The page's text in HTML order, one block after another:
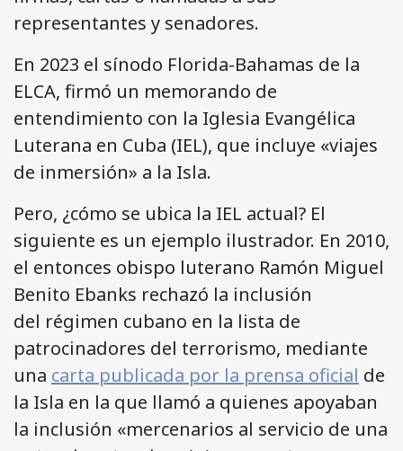
representantes y senadores.
En 2023 el sínodo Florida-Bahamas de la
ELCA, firmó un memorando de
entendimiento con la Iglesia Evangélica
Luterana en Cuba (IEL), que incluye «viajes
de inmersión» a la Isla.
Pero, ¿cómo se ubica la IEL actual? El
siguiente es un ejemplo ilustrador. En 2010,
el entonces obispo luterano Ramón Miguel
Benito Ebanks rechazó la inclusión
del régimen cubano en la lista de
patrocinadores del terrorismo, mediante
una carta publicada por la prensa oficial de
la Isla en la que llamó a quienes apoyaban
la inclusión «mercenarios al servicio de una